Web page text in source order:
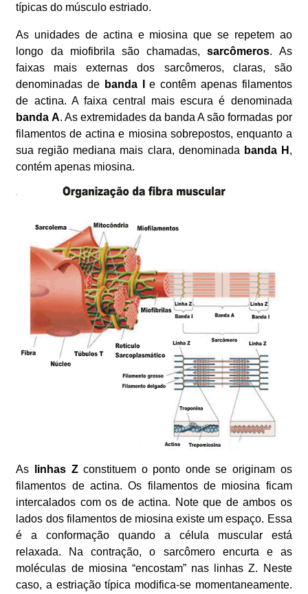
típicas do músculo estriado.
As unidades de actina e miosina que se repetem ao
longo da miofibrila são chamadas, sarcômeros. As
faixas mais externas dos sarcômeros, claras, são
denominadas de banda Ie contêm apenas filamentos
de actina. A faixa central mais escura é denominada
banda A. As extremidades da banda A são formadas por
filamentos de actina e miosina sobrepostos, enquanto a
sua região mediana mais clara, denominada banda H ,
contém apenas miosina.
As linhas Zconstituem o ponto onde se originam os
filamentos de actina. Os filamentos de miosina ficam
intercalados com os de actina. Note que de ambos os
lados dos filamentos de miosina existe um espaço. Essa
é a conformação quando a célula muscular está
relaxada. Na contração, o sarcômero encurta e as
moléculas de miosina “encostam” nas linhas Z. Neste
caso, a estriação típica modifica-se momentaneamente.